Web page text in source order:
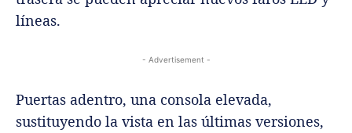
líneas.
- Advertisement -
Puertas adentro, una consola elevada,
sustituyendo la vista en las últimas versiones,